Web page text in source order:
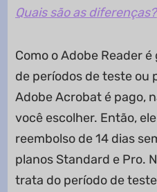
Quais são as diferenças?
Como o Adobe Reader
de períodos de teste ou
Adobe Acrobat é pago,
você escolher. Então,
reembolso de 14 dias
planos Standard e Pro.
trata do período de